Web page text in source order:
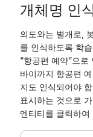
개체명 인
의도와는 별개로,
를 인식하도록 학
“항공편 예약”으
바이까지 항공편
지도 인식되어야
표시하는 것으로
엔티티를 클릭하